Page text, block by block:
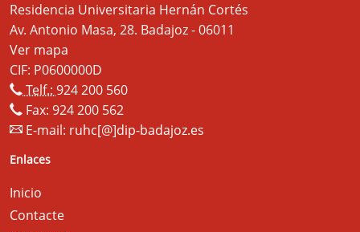
Residencia Universitaria Hernán Cortés
Av. Antonio Masa, 28. Badajoz - 06011
Ver mapa
CIF: P0600000D
Telf.: 924 200 560
Fax: 924 200 562
E-mail: ruhc[@]dip-badajoz.es
Enlaces
Inicio
Contacte